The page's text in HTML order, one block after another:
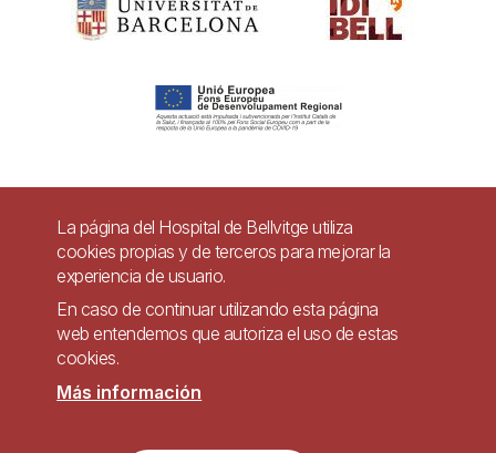
Pie
página
Contacto
Accesibilidad
Política de Privacidad de Sistemas de Videovigilancia
La página del Hospital de Bellvitge utiliza
cookies propias y de terceros para mejorar la
experiencia de usuario.
En caso de continuar utilizando esta página
web entendemos que autoriza el uso de estas
cookies.
Más información